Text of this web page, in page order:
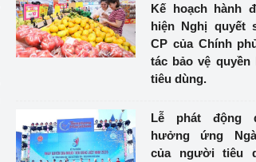
Kế hoạch hành
hiện Nghị quyết
CP của Chính
tác bảo vệ
tiêu dùng.
Lễ phát động
hưởng ứng
của người tiêu